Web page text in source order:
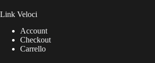
Link Veloci
Account
Checkout
Carrello